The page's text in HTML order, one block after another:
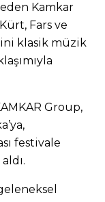
Kamkar
Fars ve
klasik müzik
Group,
festivale